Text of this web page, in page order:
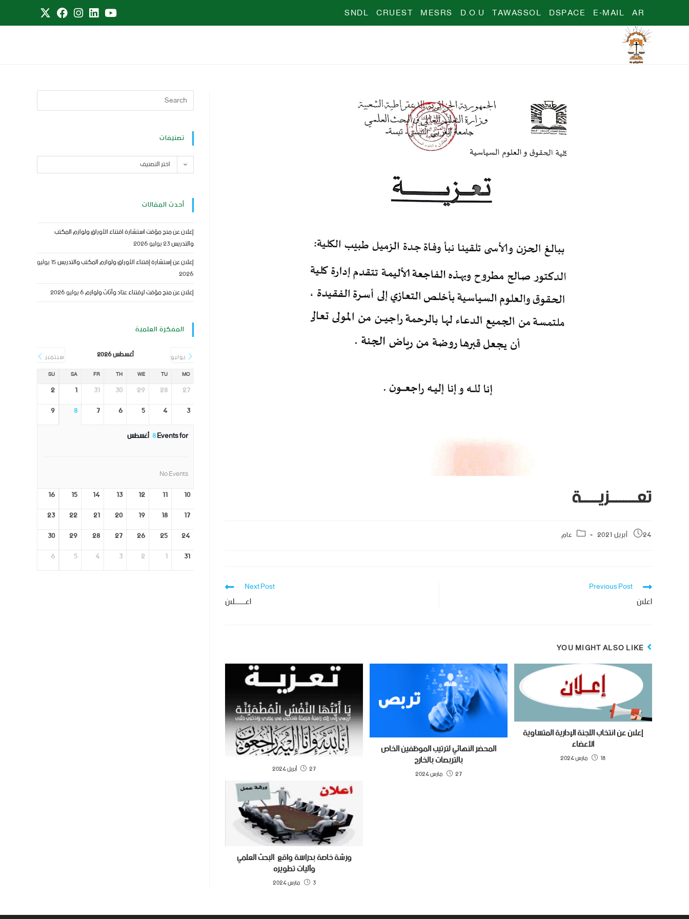
AR
E-MAIL
DSPACE
TAWASSOL
D.O.U
MESRS
CRUEST
SNDL
تعــــــــزيـــــة
24 أبريل 2021 عام
Previous Post
اعلان
Next Post
اعـــــــلان
YOU MIGHT ALSO LIKE
27 أبريل 2024
المحضر النهائي لترتيب الموظفين الخاص
بالتربصات بالخارج
27 مارس 2024
إعلان عن انتخاب اللجنة الإدارية المتساوية
الأعضاء
18 مارس 2024
ورشة خاصة بدراسة واقع البحث العلمي
وآليات تطويره
3 مارس 2024
تصنيفات
اختر التصنيف
أحدث المقالات
إعلان عن منح مؤقت استشارة اقتناء الأوراق ولوازم المكتب
والتدريس23 يوليو 2026
إعلان عن إستشارة إقتناء الأوراق ولوازم المكتب والتدريس 15 يوليو
2026
إعلان عن منح مؤقت لإقتناء عتاد وأثاث ولوازم6 يوليو 2026
المفكرة العلمية
يوليو أغسطس 2026 سبتمبر
MO
TU
WE
TH
FR
SA
SU
27
28
29
30
31
1
2
3
4
5
6
7
8
9
Events for
8أغسطس
No Events
10
11
12
13
14
15
16
17
18
19
20
21
22
23
24
25
26
27
28
29
30
31
1
2
3
4
5
6